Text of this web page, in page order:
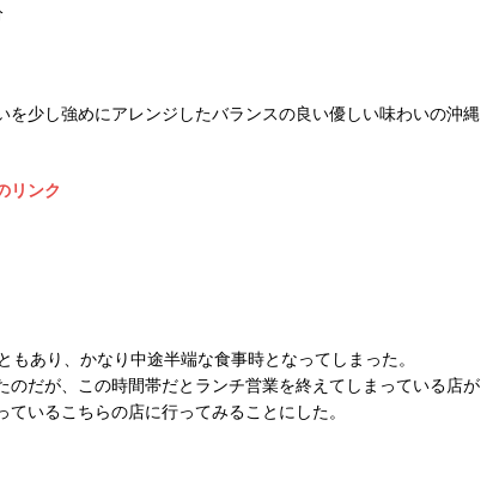
少し強めにアレンジしたバランスの良い優しい味わいの沖縄
リンク
あり、かなり中途半端な食事時となってしまった。
だが、この時間帯だとランチ営業を終えてしまっている店が
いるこちらの店に行ってみることにした。